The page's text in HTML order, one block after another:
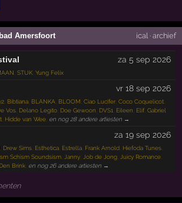
Amersfoort ical· archief
za 5 sep 2026
,STUK ,Yung Felix
vr 18 sep 2026
Bibtiana BLANKA BLOOM ,Ciao Lucifer ,Coco Coquelicot
Vos Delano Legito Doe Gewoon DVS1 Eileen Elif ,Gabriel
Hidde van Wee en nog 28 andere artiesten →
za 19 sep 2026
Drew Sims Esthetica Estrella Frank Arnold Hiefoda Tunes
Ism Schism Soundsism Janny Job de Jong Juicy Romance
Brink en nog 26 andere artiesten →